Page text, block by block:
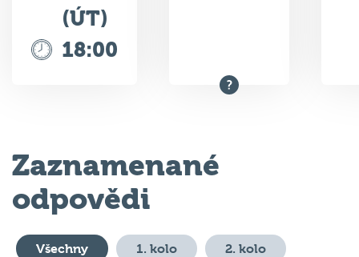
(ÚT)
18:00
Zaznamenané
odpovědi
Všechny 1. kolo 2. kolo